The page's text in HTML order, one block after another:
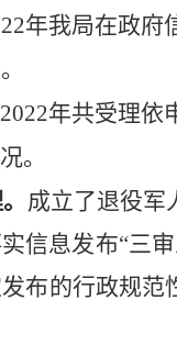
年我局在政府
2022年共受理依
。
成立了退役军
信息发布“三
布的行政规